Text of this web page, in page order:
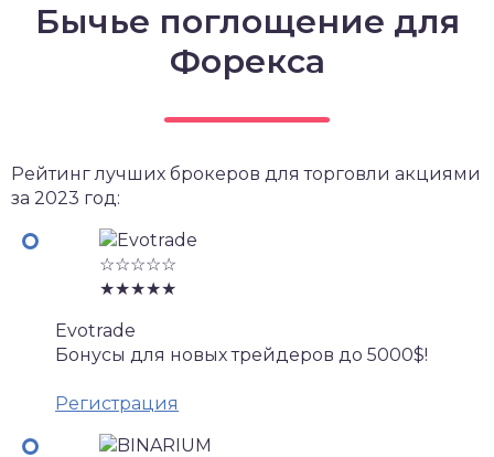
Бычье поглощение для
Форекса
Рейтинг лучших брокеров для торговли акциями
за 2023 год:
☆☆☆☆☆
★★★★★
Evotrade
Бонусы для новых трейдеров до 5000$!
Регистрация